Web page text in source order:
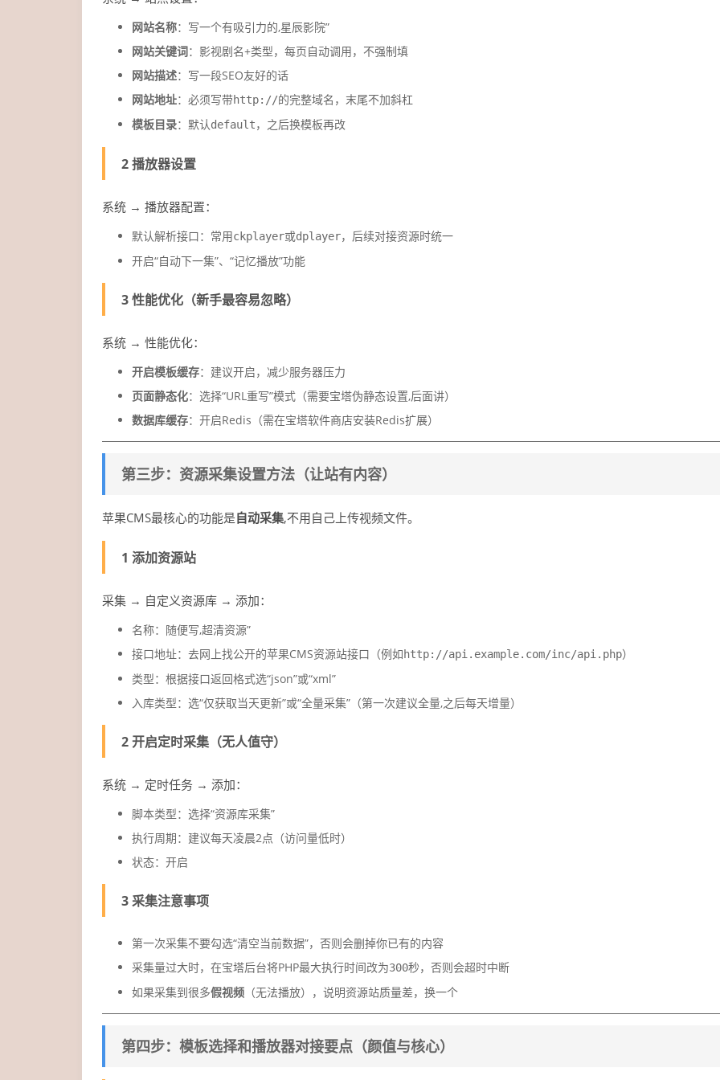
网站名称：写一个有吸引力的,星辰影院”
网站关键词：影视剧名+类型，每页自动调用，不强制填
网站描述：写一段SEO友好的话
网站地址：必须写带http://的完整域名，末尾不加斜杠
模板目录：默认default，之后换模板再改
2 播放器设置
系统 → 播放器配置：
默认解析接口：常用ckplayer或dplayer，后续对接资源时统一
开启“自动下一集”、“记忆播放”功能
3 性能优化（新手最容易忽略）
系统 → 性能优化：
开启模板缓存：建议开启，减少服务器压力
页面静态化：选择“URL重写”模式（需要宝塔伪静态设置,后面讲）
数据库缓存：开启Redis（需在宝塔软件商店安装Redis扩展）
第三步：资源采集设置方法（让站有内容）
苹果CMS最核心的功能是自动采集,不用自己上传视频文件。
1 添加资源站
采集 → 自定义资源库 → 添加：
名称：随便写,超清资源”
接口地址：去网上找公开的苹果CMS资源站接口（例如http://api.example.com/inc/api.php）
类型：根据接口返回格式选“json”或“xml”
入库类型：选“仅获取当天更新”或“全量采集”（第一次建议全量,之后每天增量）
2 开启定时采集（无人值守）
系统 → 定时任务 → 添加：
脚本类型：选择“资源库采集”
执行周期：建议每天凌晨2点（访问量低时）
状态：开启
3 采集注意事项
第一次采集不要勾选“清空当前数据”，否则会删掉你已有的内容
采集量过大时，在宝塔后台将PHP最大执行时间改为300秒，否则会超时中断
如果采集到很多假视频（无法播放），说明资源站质量差，换一个
第四步：模板选择和播放器对接要点（颜值与核心）